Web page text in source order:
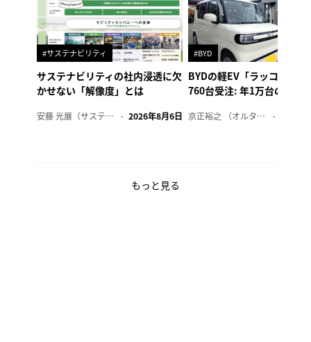
#サステナビリティ
サステナビリティの社内浸透に欠
かせない「解像度」とは
安藤 光展（サステナビリティ・コンサルタント） 2026年8月6日
#BYD
BYDの軽EV「ラッコ」、1
760台受注: 年1万台の販売
京正裕之 （オルタナ副編集長）
もっと見る